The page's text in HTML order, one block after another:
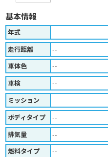
基本情報
年式
走行距離
--
車体色
--
車検
--
ミッション
--
ボディタイプ
--
排気量
--
燃料タイプ
--